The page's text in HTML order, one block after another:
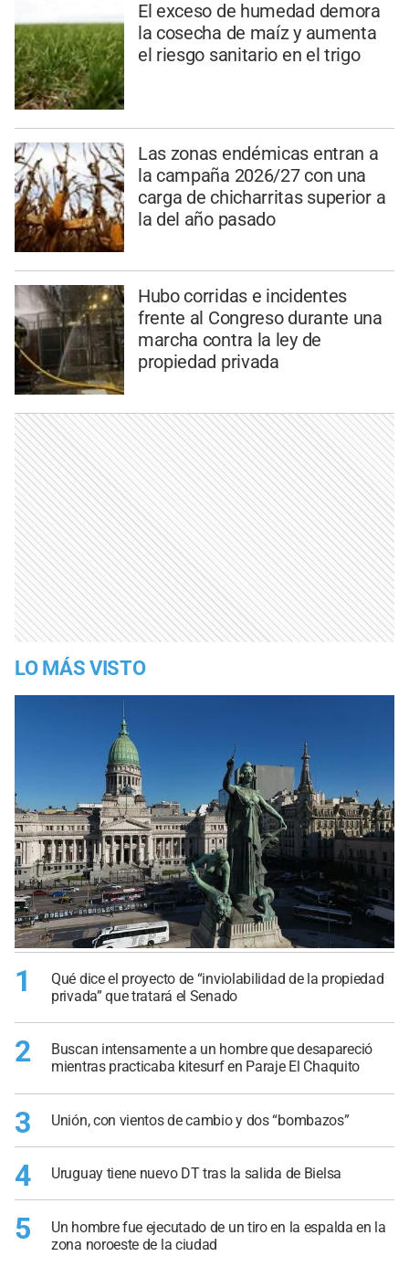
El exceso de humedad demora
la cosecha de maíz y aumenta
el riesgo sanitario en el trigo
Las zonas endémicas entran a
la campaña 2026/27 con una
carga de chicharritas superior a
la del año pasado
Hubo corridas e incidentes
frente al Congreso durante una
marcha contra la ley de
propiedad privada
LO MÁS VISTO
1
Qué dice el proyecto de “inviolabilidad de la propiedad
privada” que tratará el Senado
2
Buscan intensamente a un hombre que desapareció
mientras practicaba kitesurf en Paraje El Chaquito
3 Unión, con vientos de cambio y dos “bombazos”
4 Uruguay tiene nuevo DT tras la salida de Bielsa
5
Un hombre fue ejecutado de un tiro en la espalda en la
zona noroeste de la ciudad